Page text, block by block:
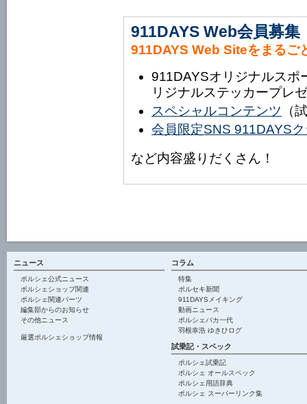
911DAYS Web会員募集
911DAYS Web Siteをまるご
911DAYSオリジナルスポ
リジナルステッカープレ
スペシャルコンテンツ （
会員限定SNS 911DAYS
など内容盛りだくさん！
ニュース
ポルシェ公式ニュース
ポルシェショップ関連
ポルシェ関連パーツ
編集部からのお知らせ
その他ニュース
厳選ポルシェショップ情報
コラム
特集
ポルセキ新聞
911DAYSメイキング
動画ニュース
ポルシェバカ一代
羽根幸浩 ゆきひログ
試乗記・スペック
ポルシェ試乗記
ポルシェ オールスペック
ポルシェ用語辞典
ポルシェ スーパーリンク集